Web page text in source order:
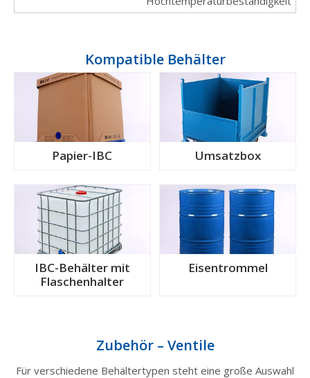
Kompatible Behälter
Papier-IBC Umsatzbox
IBC-Behälter mit
Flaschenhalter
Eisentrommel
Zubehör – Ventile
Für verschiedene Behältertypen steht eine große Auswahl